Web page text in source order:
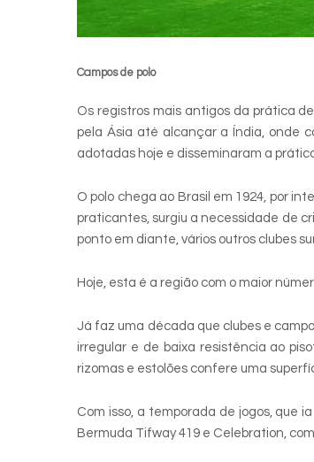
Campos de polo
Os registros mais antigos da prática
pela Ásia até alcançar a Índia, onde
adotadas hoje e disseminaram a
O polo chega ao Brasil em 1924, por
praticantes, surgiu a necessidade de
ponto em diante, vários outros clubes
Hoje, esta é a região com o maior
Já faz uma década que clubes e
irregular e de baixa resistência ao
rizomas e estolões confere uma
Com isso, a temporada de jogos, que
Bermuda Tifway 419 e Celebration, com